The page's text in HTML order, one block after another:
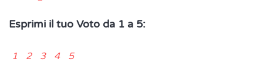
Esprimi il tuo Voto da 1 a 5:
1 2 3 4 5